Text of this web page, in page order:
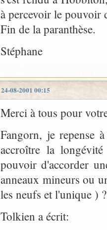
à percevoir le pouvoir
Fin de la paranthèse.
Stéphane
24-08-2001 00:15
Merci à tous pour
Fangorn, je repense
accroître la
pouvoir d'accorder
anneaux mineurs ou
les neufs et l'unique ) ?
Tolkien a écrit: